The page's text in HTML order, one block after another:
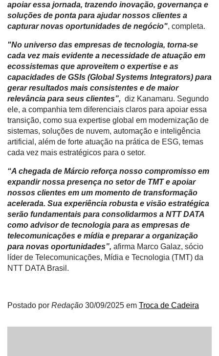
Precisão
Automação
Robótica
Conectividade
Dados
e
Análise
E-
Commerce
Informatização
Agricultura
Vertical
Software
Empresarial
Tecnologia
para
Recursos
Hídricos
Liberali
apoiar essa jornada, trazendo inovação, governança e
soluções de ponta para ajudar nossos clientes a
capturar novas oportunidades de negócio", completa.
"No universo das empresas de tecnologia, torna-se
cada vez mais evidente a necessidade de atuação em
ecossistemas que aproveitem o expertise e as
capacidades de GSIs (Global Systems Integrators) para
gerar resultados mais consistentes e de maior
relevância para seus clientes”, diz Kanamaru. Segundo
ele, a companhia tem diferenciais claros para apoiar essa
transição, como sua expertise global em modernização de
sistemas, soluções de nuvem, automação e inteligência
artificial, além de forte atuação na prática de ESG, temas
cada vez mais estratégicos para o setor.
“A chegada de Márcio reforça nosso compromisso em
expandir nossa presença no setor de TMT e apoiar
nossos clientes em um momento de transformação
acelerada. Sua experiência robusta e visão estratégica
serão fundamentais para consolidarmos a NTT DATA
como advisor de tecnologia para as empresas de
telecomunicações e mídia e preparar a organização
para novas oportunidades”, afirma Marco Galaz, sócio
líder de Telecomunicações, Mídia e Tecnologia (TMT) da
NTT DATA Brasil.
Postado por Redação 30/09/2025 em Troca de Cadeira